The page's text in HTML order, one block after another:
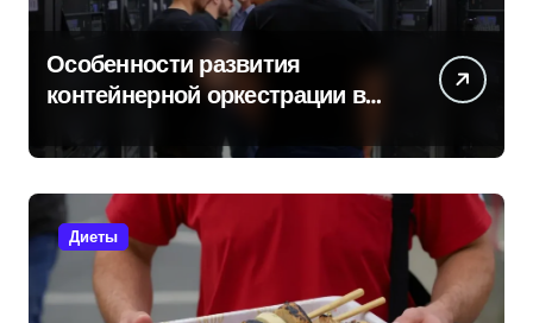
Особенности развития
контейнерной оркестрации в
Диеты